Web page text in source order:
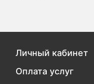
Личный кабинет
Оплата услуг